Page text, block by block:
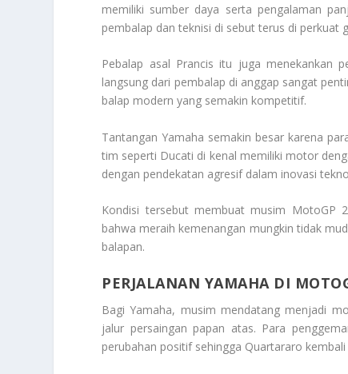
memiliki sumber daya serta pengalaman
pembalap dan teknisi di sebut terus di
Pebalap asal Prancis itu juga menekankan
langsung dari pembalap di anggap sangat
balap modern yang semakin kompetitif.
Tantangan Yamaha semakin besar karena
tim seperti Ducati di kenal memiliki motor
dengan pendekatan agresif dalam inovasi
Kondisi tersebut membuat musim MotoGP
bahwa meraih kemenangan mungkin tidak
balapan.
PERJALANAN YAMAHA DI
Bagi Yamaha, musim mendatang menjadi
jalur persaingan papan atas. Para
perubahan positif sehingga Quartararo